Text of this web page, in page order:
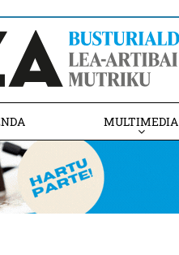
MULTIMEDIA